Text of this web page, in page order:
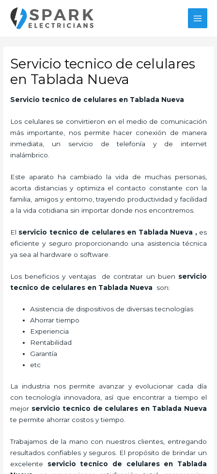
contenido
Servicio tecnico de celulares
en Tablada Nueva
Servicio tecnico de celulares en Tablada Nueva
Los celulares se convirtieron en el medio de comunicación
más importante, nos permite hacer conexión de manera
inmediata, un servicio de telefonía y de internet
inalámbrico.
Este aparato ha cambiado la vida de muchas personas,
acorta distancias y optimiza el contacto constante con la
familia, amigos y entorno, trayendo productividad y facilidad
a la vida cotidiana sin importar donde nos encontremos.
El servicio tecnico de celulares en Tablada Nueva ,es
eficiente y seguro proporcionando una asistencia técnica
ya sea al hardware o software.
Los beneficios y ventajas de contratar un buen servicio
tecnico de celulares en Tablada Nueva
son:
Asistencia de dispositivos de diversas tecnologías
Ahorrar tiempo
Experiencia
Rentabilidad
Garantía
etc
La industria nos permite avanzar y evolucionar cada día
con tecnología innovadora, así que encontrar a tiempo el
mejor servicio tecnico de celulares en Tablada Nueva
te permite ahorrar costos y tiempo.
Trabajamos de la mano con nuestros clientes, entregando
resultados confiables y seguros. El propósito de brindar un
excelente servicio tecnico de celulares en Tablada